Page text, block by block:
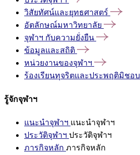
วิสัยทัศน์และยุทธศาสตร์
อัตลักษณ์มหาวิทยาลัย
จุฬาฯ กับความยั่งยืน
ข้อมูลและสถิติ
หน่วยงานของจุฬาฯ
ร้องเรียนทุจริตและประพฤติมิชอบ
รู้จักจุฬาฯ
แนะนำจุฬาฯ แนะนำจุฬาฯ
ประวัติจุฬาฯ ประวัติจุฬาฯ
ภารกิจหลัก ภารกิจหลัก